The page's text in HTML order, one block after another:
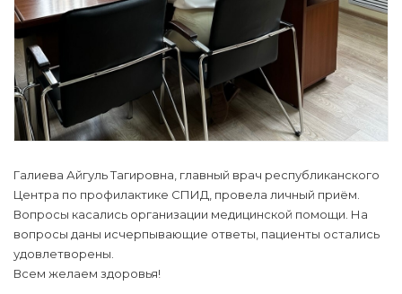
Галиева Айгуль Тагировна, главный врач республиканского
Центра по профилактике СПИД, провела личный приём.
Вопросы касались организации медицинской помощи. На
вопросы даны исчерпывающие ответы, пациенты остались
удовлетворены.
Всем желаем здоровья!